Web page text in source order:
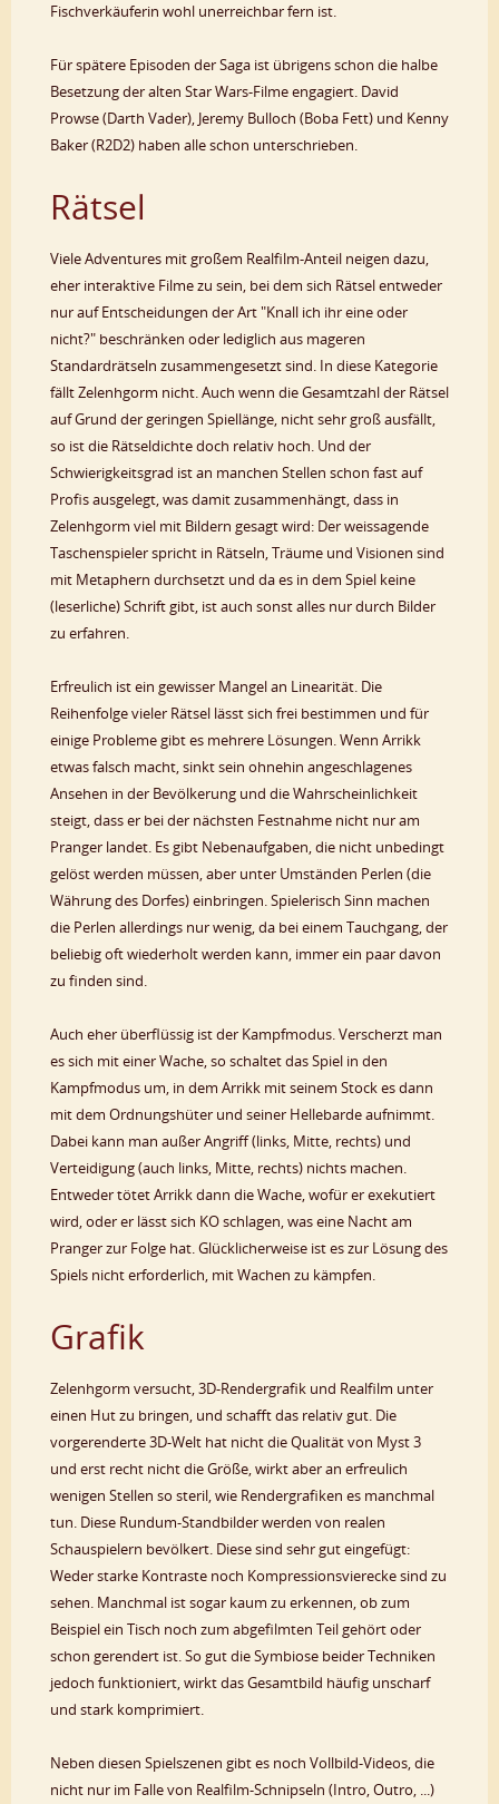
Fischverkäuferin wohl unerreichbar fern ist.
Für spätere Episoden der Saga ist übrigens schon die halbe
Besetzung der alten Star Wars-Filme engagiert. David
Prowse (Darth Vader), Jeremy Bulloch (Boba Fett) und Kenny
Baker (R2D2) haben alle schon unterschrieben.
Rätsel
Viele Adventures mit großem Realfilm-Anteil neigen dazu,
eher interaktive Filme zu sein, bei dem sich Rätsel entweder
nur auf Entscheidungen der Art "Knall ich ihr eine oder
nicht?" beschränken oder lediglich aus mageren
Standardrätseln zusammengesetzt sind. In diese Kategorie
fällt Zelenhgorm nicht. Auch wenn die Gesamtzahl der Rätsel
auf Grund der geringen Spiellänge, nicht sehr groß ausfällt,
so ist die Rätseldichte doch relativ hoch. Und der
Schwierigkeitsgrad ist an manchen Stellen schon fast auf
Profis ausgelegt, was damit zusammenhängt, dass in
Zelenhgorm viel mit Bildern gesagt wird: Der weissagende
Taschenspieler spricht in Rätseln, Träume und Visionen sind
mit Metaphern durchsetzt und da es in dem Spiel keine
(leserliche) Schrift gibt, ist auch sonst alles nur durch Bilder
zu erfahren.
Erfreulich ist ein gewisser Mangel an Linearität. Die
Reihenfolge vieler Rätsel lässt sich frei bestimmen und für
einige Probleme gibt es mehrere Lösungen. Wenn Arrikk
etwas falsch macht, sinkt sein ohnehin angeschlagenes
Ansehen in der Bevölkerung und die Wahrscheinlichkeit
steigt, dass er bei der nächsten Festnahme nicht nur am
Pranger landet. Es gibt Nebenaufgaben, die nicht unbedingt
gelöst werden müssen, aber unter Umständen Perlen (die
Währung des Dorfes) einbringen. Spielerisch Sinn machen
die Perlen allerdings nur wenig, da bei einem Tauchgang, der
beliebig oft wiederholt werden kann, immer ein paar davon
zu finden sind.
Auch eher überflüssig ist der Kampfmodus. Verscherzt man
es sich mit einer Wache, so schaltet das Spiel in den
Kampfmodus um, in dem Arrikk mit seinem Stock es dann
mit dem Ordnungshüter und seiner Hellebarde aufnimmt.
Dabei kann man außer Angriff (links, Mitte, rechts) und
Verteidigung (auch links, Mitte, rechts) nichts machen.
Entweder tötet Arrikk dann die Wache, wofür er exekutiert
wird, oder er lässt sich KO schlagen, was eine Nacht am
Pranger zur Folge hat. Glücklicherweise ist es zur Lösung des
Spiels nicht erforderlich, mit Wachen zu kämpfen.
Grafik
Zelenhgorm versucht, 3D-Rendergrafik und Realfilm unter
einen Hut zu bringen, und schafft das relativ gut. Die
vorgerenderte 3D-Welt hat nicht die Qualität von Myst 3
und erst recht nicht die Größe, wirkt aber an erfreulich
wenigen Stellen so steril, wie Rendergrafiken es manchmal
tun. Diese Rundum-Standbilder werden von realen
Schauspielern bevölkert. Diese sind sehr gut eingefügt:
Weder starke Kontraste noch Kompressionsvierecke sind zu
sehen. Manchmal ist sogar kaum zu erkennen, ob zum
Beispiel ein Tisch noch zum abgefilmten Teil gehört oder
schon gerendert ist. So gut die Symbiose beider Techniken
jedoch funktioniert, wirkt das Gesamtbild häufig unscharf
und stark komprimiert.
Neben diesen Spielszenen gibt es noch Vollbild-Videos, die
nicht nur im Falle von Realfilm-Schnipseln (Intro, Outro, ...)